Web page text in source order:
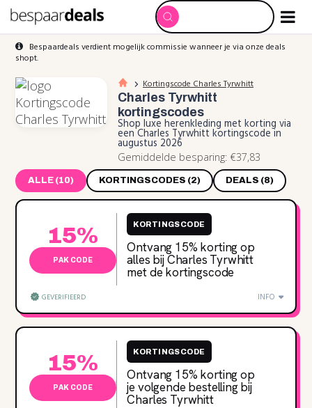
Bespaardeals verdient mogelijk commissie wanneer je via onze deals
shopt.
Kortingscode Charles Tyrwhitt
Charles Tyrwhitt
kortingscodes
Shop luxe herenkleding met korting via
een Charles Tyrwhitt kortingscode in
augustus 2026
Gemiddelde besparing: €37,83
ALLE (10) KORTINGSCODES (2) DEALS (8)
15%
PAK CODE
KORTINGSCODE
Ontvang 15% korting op
alles bij Charles Tyrwhitt
met de kortingscode
GEVERIFIEERD INFO
15%
PAK CODE
KORTINGSCODE
Ontvang 15% korting op
je volgende bestelling bij
Charles Tyrwhitt